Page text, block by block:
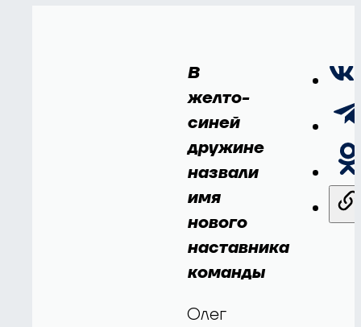
В
желто-
синей
дружине
назвали
имя
нового
наставника
команды
Олег